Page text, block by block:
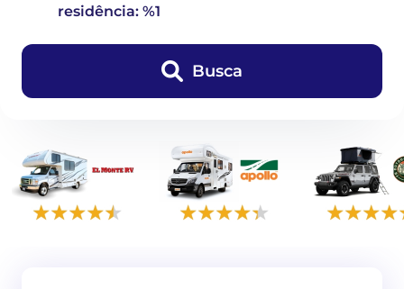
residência: %1
Busca